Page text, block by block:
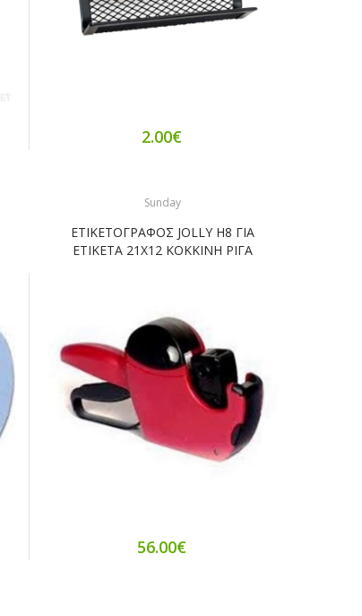
2.00€
Sunday
ΕΤΙΚΕΤΟΓΡΑΦΟΣ JOLLY H8 ΓΙΑ
ΕΤΙΚΕΤΑ 21Χ12 ΚΟΚΚΙΝΗ ΡΙΓΑ
56.00€